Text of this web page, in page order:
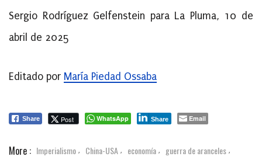
Sergio Rodríguez Gelfenstein para La Pluma, 10 de
abril de 2025
Editado por María Piedad Ossaba
Share Post WhatsApp Share Email
More : Imperialismo , China-USA , economía , guerra de aranceles ,